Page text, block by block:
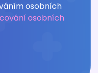
osobních
osobních